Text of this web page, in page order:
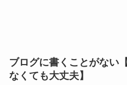
ブログに書くことがない
なくても大丈夫】